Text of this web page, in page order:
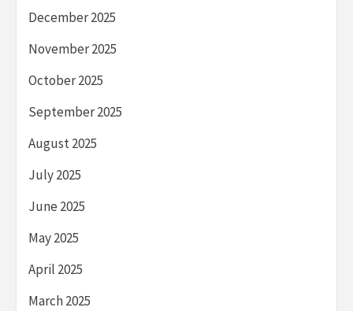
December 2025
November 2025
October 2025
September 2025
August 2025
July 2025
June 2025
May 2025
April 2025
March 2025